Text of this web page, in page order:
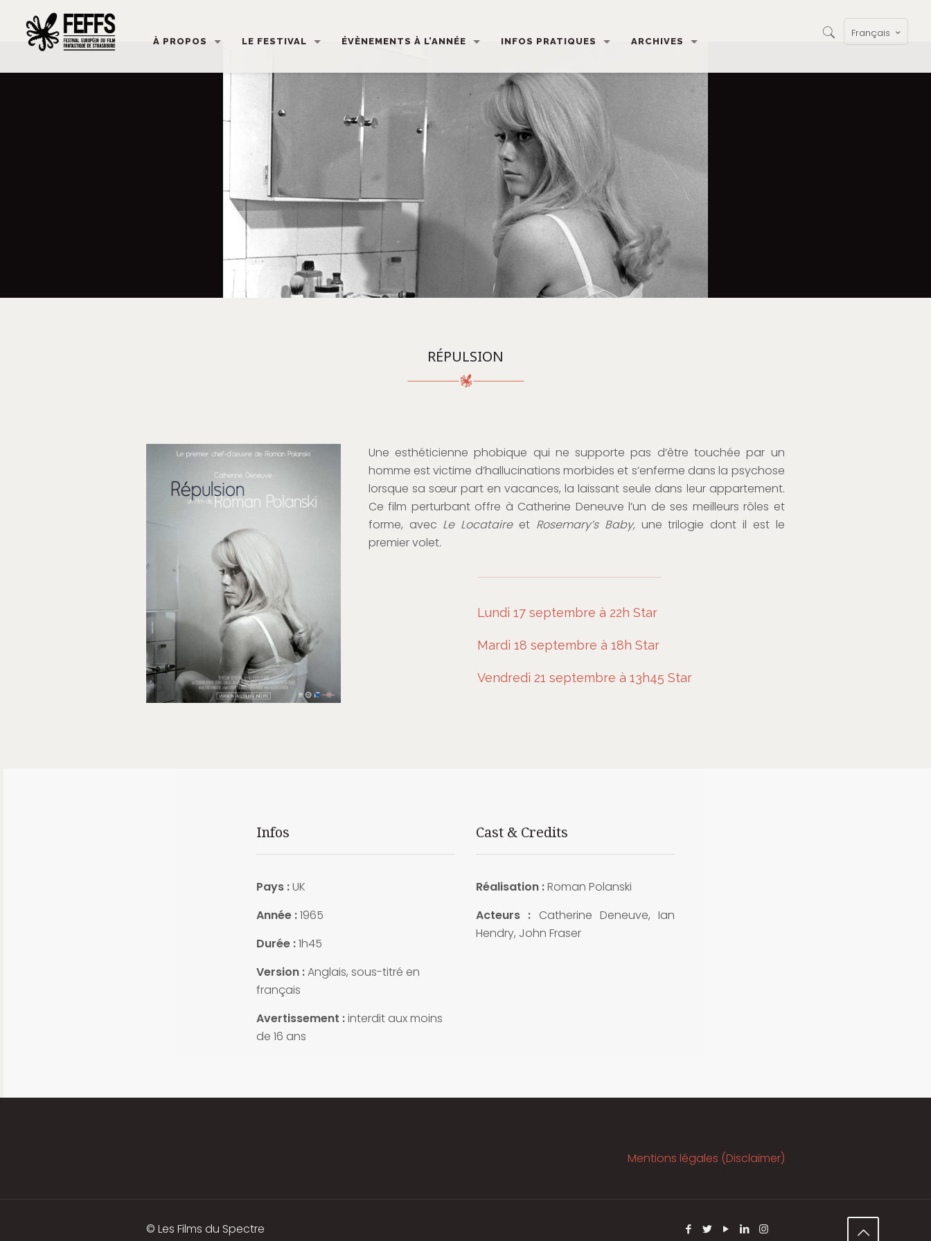
À PROPOS LE FESTIVAL ÉVÈNEMENTS À L’ANNÉE INFOS PRATIQUES ARCHIVES
Français
RÉPULSION
Une esthéticienne phobique qui ne supporte pas d’être touchée par un
homme est victime d’hallucinations morbides et s’enferme dans la psychose
lorsque sa sœur part en vacances, la laissant seule dans leur appartement.
Ce film perturbant offre à Catherine Deneuve l’un de ses meilleurs rôles et
forme, avec Le Locataireet Rosemary’s Baby, une trilogie dont il est le
premier volet.
Lundi 17 septembre à 22h Star
Mardi 18 septembre à 18h Star
Vendredi 21 septembre à 13h45 Star
Infos
Pays :UK
Année :1965
Durée :1h45
Version :Anglais, sous-titré en
français
Avertissement :interdit aux moins
de 16 ans
Cast & Credits
Réalisation :Roman Polanski
Acteurs : Catherine Deneuve, Ian
Hendry, John Fraser
Mentions légales (Disclaimer)
© Les Films du Spectre